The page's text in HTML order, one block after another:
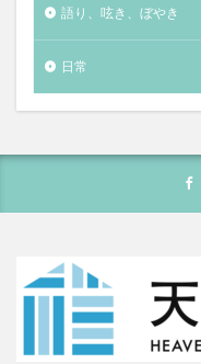
語り、呟き、ぼやき
日常